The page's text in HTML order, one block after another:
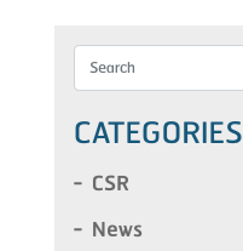
CATEGORIES
CSR
News